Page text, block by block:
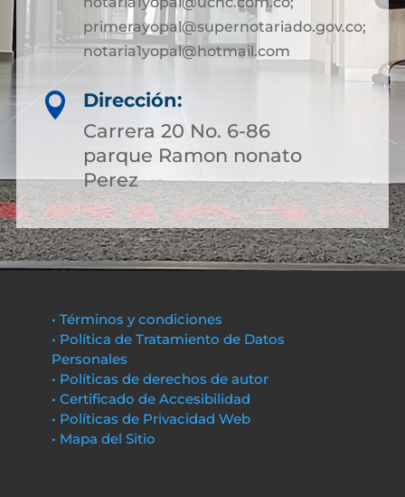
primerayopal@supernotariado.gov.co;
notaria1yopal@hotmail.com

Dirección:
Carrera 20 No. 6-86
parque Ramon nonato
Perez
• Términos y condiciones
• Política de Tratamiento de Datos
Personales
• Políticas de derechos de autor
• Certificado de Accesibilidad
• Políticas de Privacidad Web
• Mapa del Sitio